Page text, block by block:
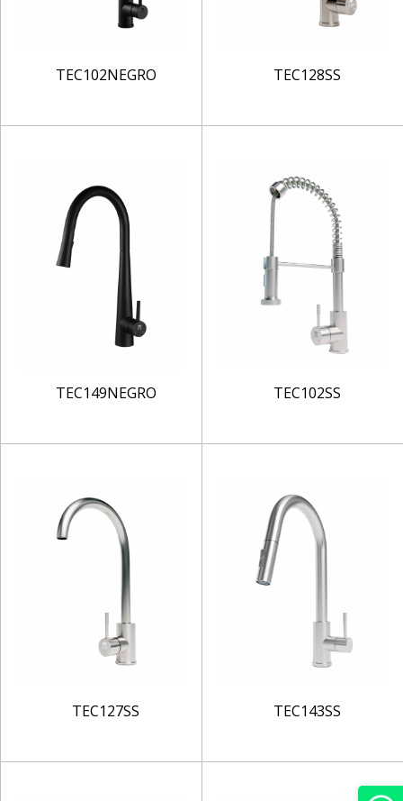
TEC102NEGRO TEC128SS
TEC149NEGRO TEC102SS
TEC127SS TEC143SS